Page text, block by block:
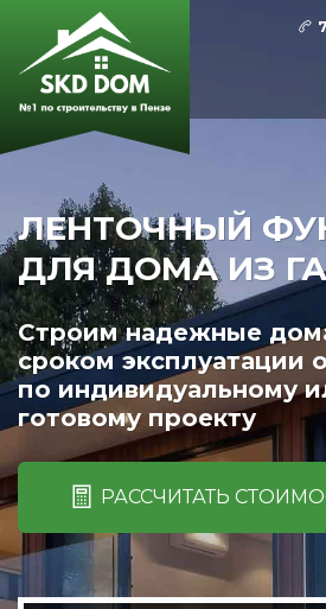
ЛЕНТОЧНЫЙ
ДЛЯ ДОМА ИЗ
Строим надежные
сроком эксплуатации
по индивидуальному
готовому проекту
РАССЧИТАТЬ